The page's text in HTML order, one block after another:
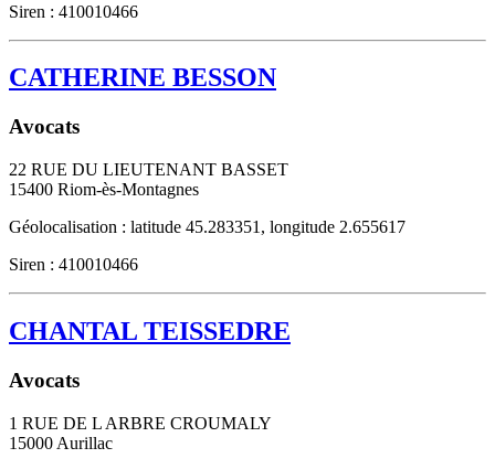
Siren : 410010466
CATHERINE BESSON
Avocats
22 RUE DU LIEUTENANT BASSET
15400 Riom-ès-Montagnes
Géolocalisation : latitude 45.283351, longitude 2.655617
Siren : 410010466
CHANTAL TEISSEDRE
Avocats
1 RUE DE L ARBRE CROUMALY
15000 Aurillac